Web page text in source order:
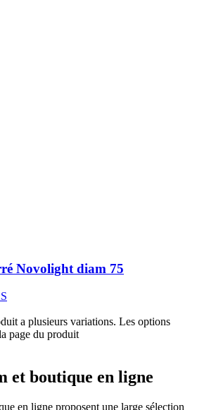
Novolight diam 75
a plusieurs variations. Les options
page du produit
et boutique en ligne
en ligne proposent une large sélection